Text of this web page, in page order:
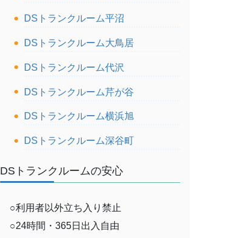
DSトランクルーム平沼
DSトランクルーム大鳥居
DSトランクルーム代沢
DSトランクルーム芹が谷
DSトランクルーム横浜旭
DSトランクルーム深谷町
DSトランクルームの安心
○利用者以外立ち入り禁止
○24時間・365日出入自由